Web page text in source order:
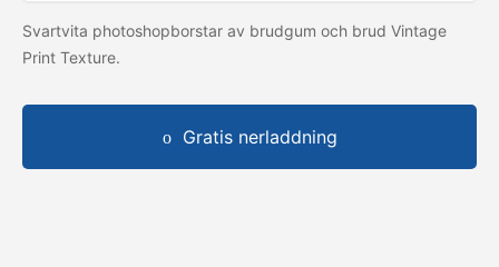
Svartvita photoshopborstar av brudgum och brud Vintage
Print Texture.
Gratis nerladdning